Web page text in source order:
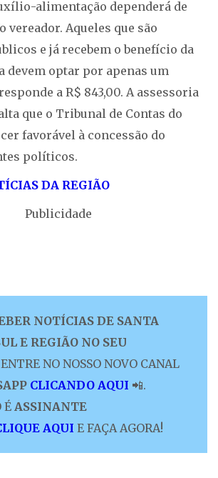
alimentação dependerá de
vereador. Aqueles que são
e já recebem o benefício da
devem optar por apenas um
a R$ 843,00. A assessoria
que o Tribunal de Contas do
favorável à concessão do
políticos.
DA REGIÃO
Publicidade
NOTÍCIAS DE SANTA
E REGIÃO NO SEU
ENTRE NO NOSSO NOVO CANAL
CLICANDO AQUI 📲.
É ASSINANTE
AQUI E FAÇA AGORA!